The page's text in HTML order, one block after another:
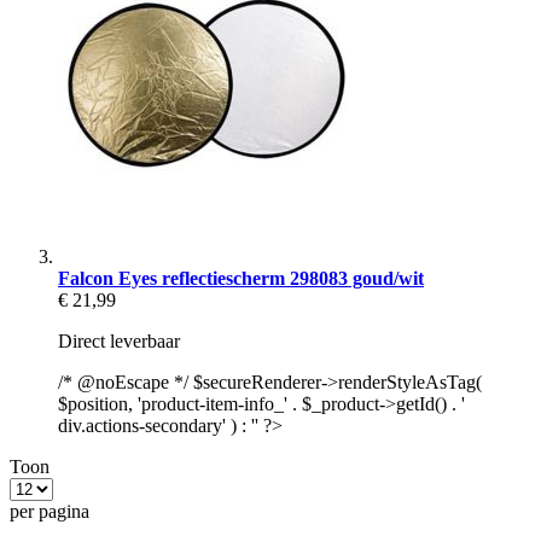
Falcon Eyes reflectiescherm 298083 goud/wit
€ 21,99
Direct leverbaar
/* @noEscape */ $secureRenderer->renderStyleAsTag(
$position, 'product-item-info_' . $_product->getId() . '
div.actions-secondary' ) : '' ?>
Toon
per pagina